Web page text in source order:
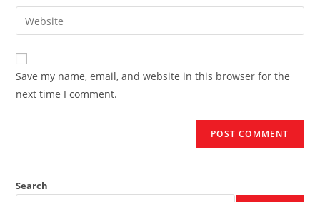
comment
email
address
comment
Enter
your
website
URL
(optional)
Save my name, email, and website in this browser for the
next time I comment.
Search